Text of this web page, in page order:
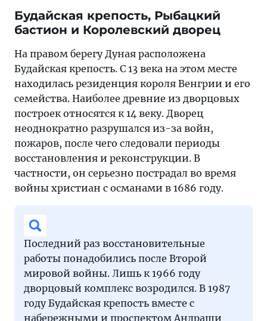
Будайская крепость, Рыбацкий
бастион и Королевский дворец
На правом берегу Дуная расположена
Будайская крепость. С 13 века на этом месте
находилась резиденция короля Венгрии и его
семейства. Наиболее древние из дворцовых
построек относятся к 14 веку. Дворец
неоднократно разрушался из-за войн,
пожаров, после чего следовали периоды
восстановления и реконструкции. В
частности, он серьезно пострадал во время
войны христиан с османами в 1686 году.
Последний раз восстановительные
работы понадобились после Второй
мировой войны. Лишь к 1966 году
дворцовый комплекс возродился. В 1987
году Будайская крепость вместе с
набережными и проспектом Андраши